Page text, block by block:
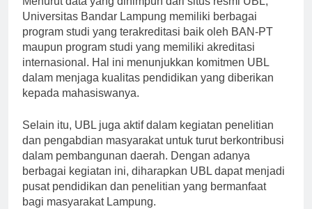
Menurut data yang dihimpun dari situs resmi UBL,
Universitas Bandar Lampung memiliki berbagai
program studi yang terakreditasi baik oleh BAN-PT
maupun program studi yang memiliki akreditasi
internasional. Hal ini menunjukkan komitmen UBL
dalam menjaga kualitas pendidikan yang diberikan
Selain itu, UBL juga aktif dalam kegiatan penelitian
dan pengabdian masyarakat untuk turut berkontribusi
dalam pembangunan daerah. Dengan adanya
berbagai kegiatan ini, diharapkan UBL dapat menjadi
pusat pendidikan dan penelitian yang bermanfaat